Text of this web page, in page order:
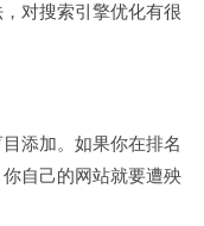
对搜索引擎优化有很
添加。如果你在排名
自己的网站就要遭殃